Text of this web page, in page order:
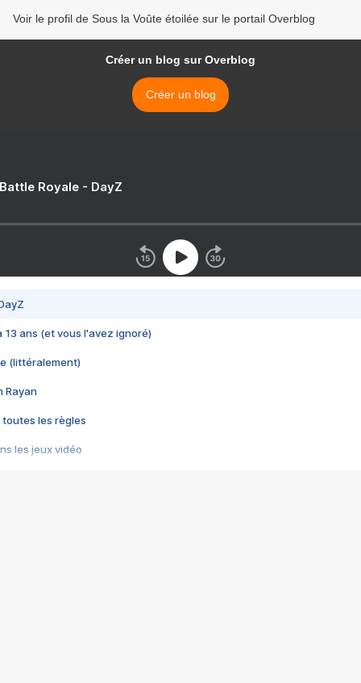
Voir le profil de Sous la Voûte étoilée sur le portail Overblog
Créer un blog sur Overblog
Créer un blog
Royale - DayZ
13 ans (et vous l'avez ignoré)
(littéralement)
Rayan
toutes les règles
les jeux vidéo